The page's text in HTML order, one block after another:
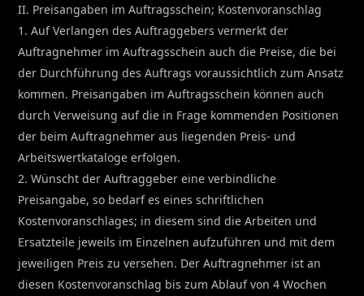
II. Preisangaben im Auftragsschein; Kostenvoranschlag
1. Auf Verlangen des Auftraggebers vermerkt der
Auftragnehmer im Auftragsschein auch die Preise, die bei
der Durchführung des Auftrags voraussichtlich zum Ansatz
kommen. Preisangaben im Auftragsschein können auch
durch Verweisung auf die in Frage kommenden Positionen
der beim Auftragnehmer aus liegenden Preis- und
Arbeitswertkataloge erfolgen.
2. Wünscht der Auftraggeber eine verbindliche
Preisangabe, so bedarf es eines schriftlichen
Kostenvoranschlages; in diesem sind die Arbeiten und
Ersatzteile jeweils im Einzelnen aufzuführen und mit dem
jeweiligen Preis zu versehen. Der Auftragnehmer ist an
diesen Kostenvoranschlag bis zum Ablauf von 4 Wochen